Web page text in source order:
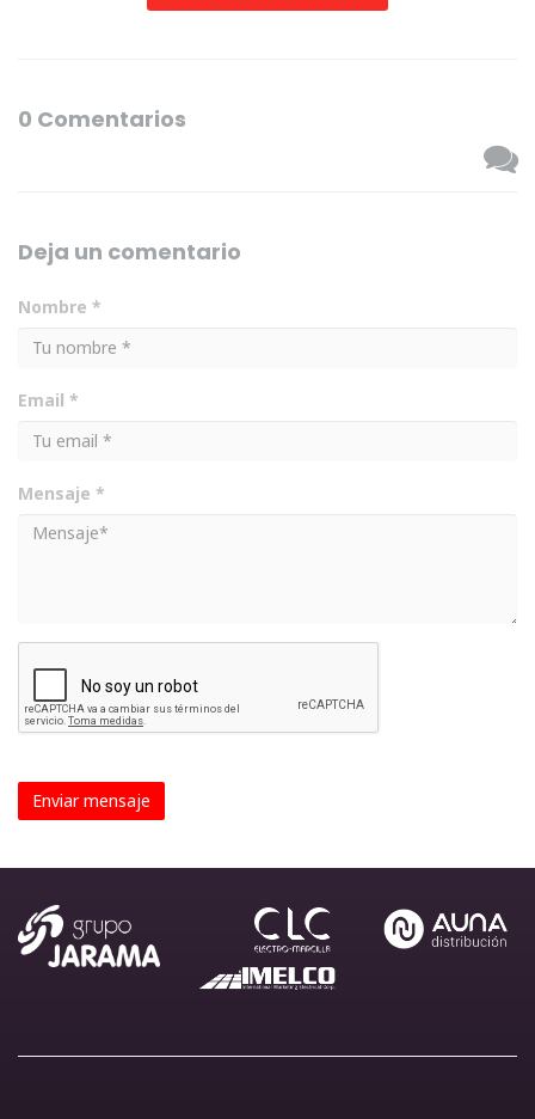
0 Comentarios
Deja un comentario
Nombre *
Email *
Mensaje *